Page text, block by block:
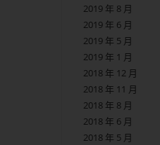
2019 年 8 月
2019 年 6 月
2019 年 5 月
2019 年 1 月
2018 年 12 月
2018 年 11 月
2018 年 8 月
2018 年 6 月
2018 年 5 月